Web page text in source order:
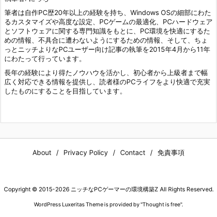
筆者は自作PC歴20年以上の経験を持ち、Windows OSの細部にわた
るカスタマイズや高度な設定、PCゲームの最適化、PCハードウェア
とソフトウェアに関する専門知識をもとに、PC環境を快適にするた
めの情報、不具合に遭わないようにするための情報、そして、ちょ
っとニッチよりなPCユーザー向け記事の執筆を2015年4月から11年
にわたって行っています。
長年の経験により得たノウハウを活かし、初心者から上級者まで幅
広く対応できる情報を提供し、読者様のPCライフをより快適で充実
したものにすることを目指しています。
About Privacy Policy Contact 免責事項
Copyright © 2015-2026 ニッチなPCゲーマーの環境構築Z All Rights Reserved.
WordPress Luxeritas Theme is provided by "Thought is free".